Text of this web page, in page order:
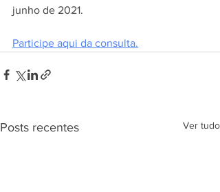
junho de 2021.
Participe aqui da consulta.
Posts recentes Ver tudo